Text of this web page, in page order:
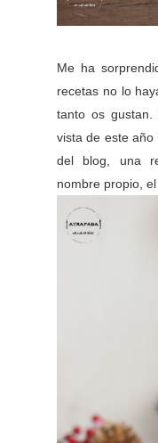
Me ha
recetas no lo
tanto os
vista de este año
del blog, una
nombre propio, el